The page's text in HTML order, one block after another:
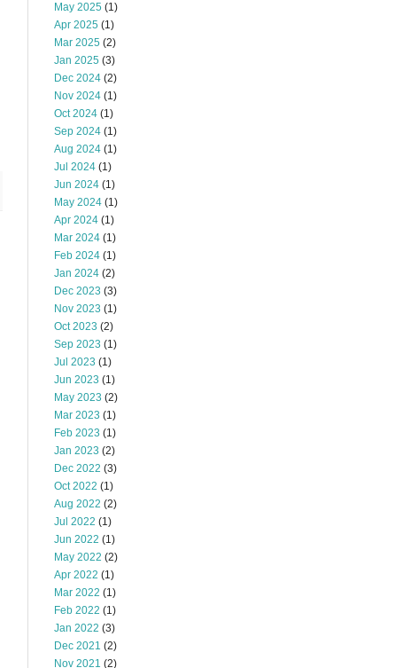
May 2025 (1)
Apr 2025 (1)
Mar 2025 (2)
Jan 2025 (3)
Dec 2024 (2)
Nov 2024 (1)
Oct 2024 (1)
Sep 2024 (1)
Aug 2024 (1)
Jul 2024 (1)
Jun 2024 (1)
May 2024 (1)
Apr 2024 (1)
Mar 2024 (1)
Feb 2024 (1)
Jan 2024 (2)
Dec 2023 (3)
Nov 2023 (1)
Oct 2023 (2)
Sep 2023 (1)
Jul 2023 (1)
Jun 2023 (1)
May 2023 (2)
Mar 2023 (1)
Feb 2023 (1)
Jan 2023 (2)
Dec 2022 (3)
Oct 2022 (1)
Aug 2022 (2)
Jul 2022 (1)
Jun 2022 (1)
May 2022 (2)
Apr 2022 (1)
Mar 2022 (1)
Feb 2022 (1)
Jan 2022 (3)
Dec 2021 (2)
Nov 2021 (2)